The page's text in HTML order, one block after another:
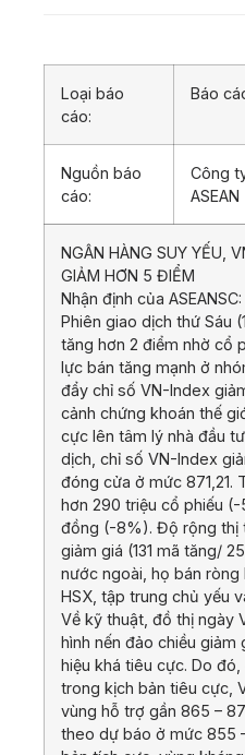
Loại báo
cáo:
Báo
Nguồn báo
cáo:
Công
ASEAN
NGÂN HÀNG SUY YẾU,
GIẢM HƠN 5 ĐIỂM
Nhận định của ASEANSC:
Phiên giao dịch thứ Sáu
tăng hơn 2 điểm nhờ cổ
lực bán tăng mạnh ở
đẩy chỉ số VN-Index
cảnh chứng khoán thế
cực lên tâm lý nhà đầu
dịch, chỉ số VN-Index
đóng cửa ở mức 871,21.
hơn 290 triệu cổ phiếu
đồng (-8%). Độ rộng thị
giảm giá (131 mã tăng/
nước ngoài, họ bán ròng
HSX, tập trung chủ yếu
Về kỹ thuật, đồ thị ngày
hình nến đảo chiều giảm
hiệu khá tiêu cực. Do đó,
trong kịch bản tiêu cực,
vùng hỗ trợ gần 865 –
theo dự báo ở mức 855